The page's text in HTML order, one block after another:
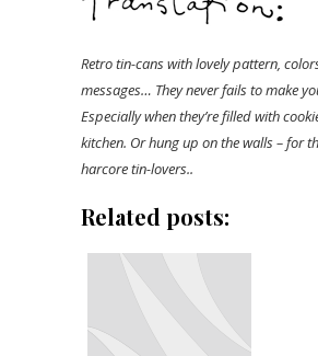
Retro tin-cans with lovely pattern,
messages… They never fails to make
Especially when they’re filled with
kitchen. Or hung up on the walls – for
harcore tin-lovers..
Related posts: